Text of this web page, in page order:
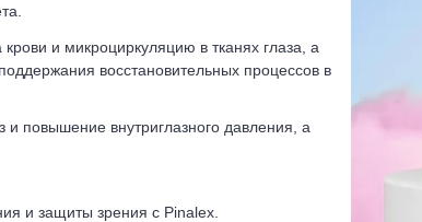
и микроциркуляцию в тканях глаза, а
восстановительных процессов в
и повышение внутриглазного давления, а
и защиты зрения с Pinalex.